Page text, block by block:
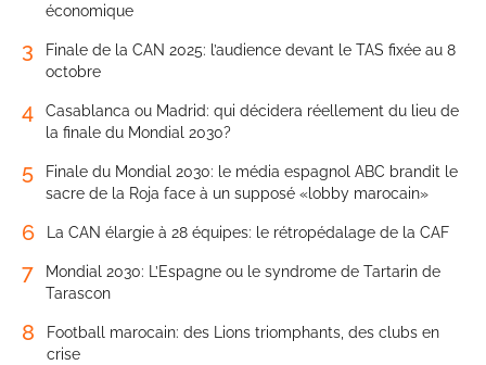
économique
3
Finale de la CAN 2025: l’audience devant le TAS fixée au 8
octobre
4
Casablanca ou Madrid: qui décidera réellement du lieu de
la finale du Mondial 2030?
5
Finale du Mondial 2030: le média espagnol ABC brandit le
sacre de la Roja face à un supposé «lobby marocain»
6 La CAN élargie à 28 équipes: le rétropédalage de la CAF
7
Mondial 2030: L’Espagne ou le syndrome de Tartarin de
Tarascon
8
Football marocain: des Lions triomphants, des clubs en
crise